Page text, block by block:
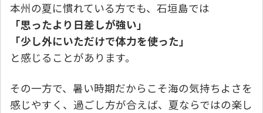
本州の夏に慣れている方でも、石垣島では
「思ったより日差しが強い」
「少し外にいただけで体力を使った」
と感じることがあります。
その一方で、暑い時期だからこそ海の気持ちよさを
感じやすく、過ごし方が合えば、夏ならではの楽し